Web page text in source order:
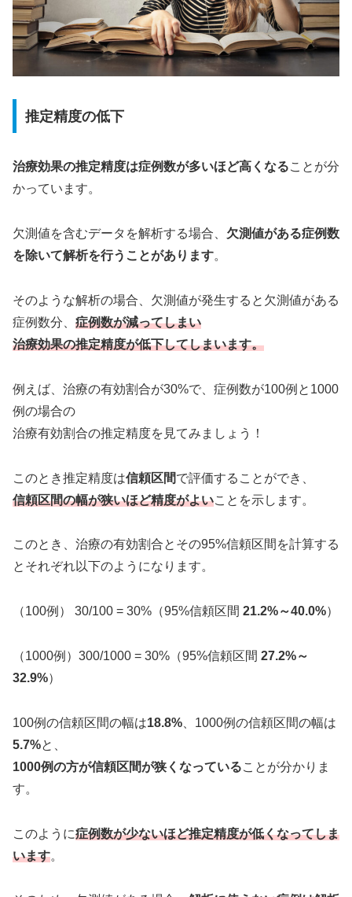
推定精度の低下
治療効果の推定精度は症例数が多いほど高くなることが分
かっています。
欠測値を含むデータを解析する場合、 欠測値がある症例数
を除いて解析を行うことがあります。
そのような解析の場合、欠測値が発生すると欠測値がある
症例数分、 症例数が減ってしまい
治療効果の推定精度が低下してしまいます。
例えば、治療の有効割合が30%で、症例数が100例と1000
例の場合の
治療有効割合の推定精度を見てみましょう！
このとき推定精度は信頼区間で評価することができ、
信頼区間の幅が狭いほど精度がよいことを示します。
このとき、治療の有効割合とその95%信頼区間を計算する
とそれぞれ以下のようになります。
（100例） 30/100 = 30%（95%信頼区間 21.2%～40.0%）
（1000例）300/1000 = 30%（95%信頼区間 27.2%～
32.9%）
100例の信頼区間の幅は18.8% 、1000例の信頼区間の幅は
5.7%と、
1000例の方が信頼区間が狭くなっていることが分かりま
す。
このように症例数が少ないほど推定精度が低くなってしま
います。